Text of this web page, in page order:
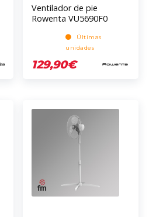
Ventilador de pie
Rowenta VU5690F0
Últimas
unidades
129,90€